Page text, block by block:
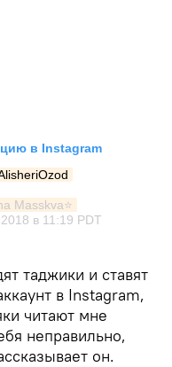
в Instagram
Masskva⭐️
в 11:19 PDT
таджики и ставят
в Instagram,
читают мне
неправильно,
он.